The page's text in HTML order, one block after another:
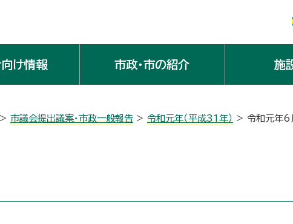
け情報 市政・市の紹介 施
> 市議会提出議案・市政一般報告 > 令和元年（平成31年） > 令和元年6